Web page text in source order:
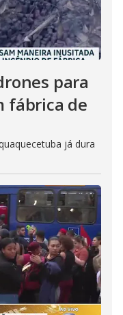
para
fábrica de
já dura